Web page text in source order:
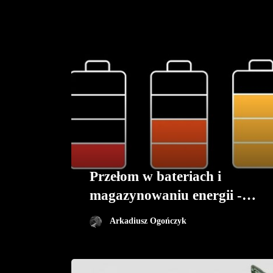
Przełom w bateriach i
magazynowaniu energii -
Nowy materiał o
powierzchni 11 boisk
Arkadiusz Ogończyk